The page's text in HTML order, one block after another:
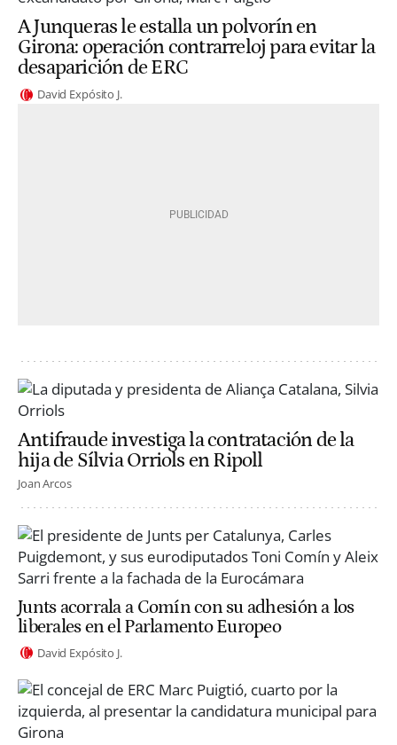
A Junqueras le estalla un polvorín en
Girona: operación contrarreloj para evitar la
desaparición de ERC
David Expósito J.
Antifraude investiga la contratación de la
hija de Sílvia Orriols en Ripoll
Joan Arcos
Junts acorrala a Comín con su adhesión a los
liberales en el Parlamento Europeo
David Expósito J.